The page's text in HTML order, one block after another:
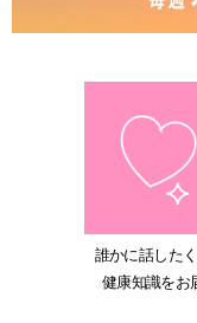
VALX GYM
利用規約
プライバシーポ
特定商取引法
誰かに話した
健康知識をお